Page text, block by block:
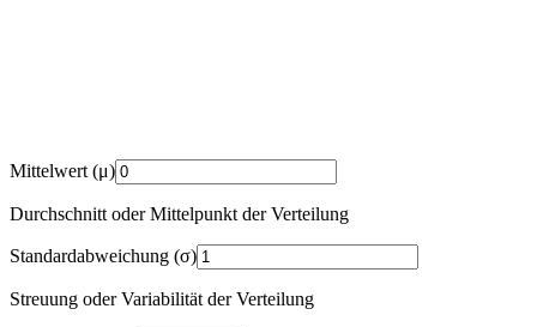
Mittelwert (μ)
Durchschnitt oder Mittelpunkt der Verteilung
Standardabweichung (σ)
Streuung oder Variabilität der Verteilung